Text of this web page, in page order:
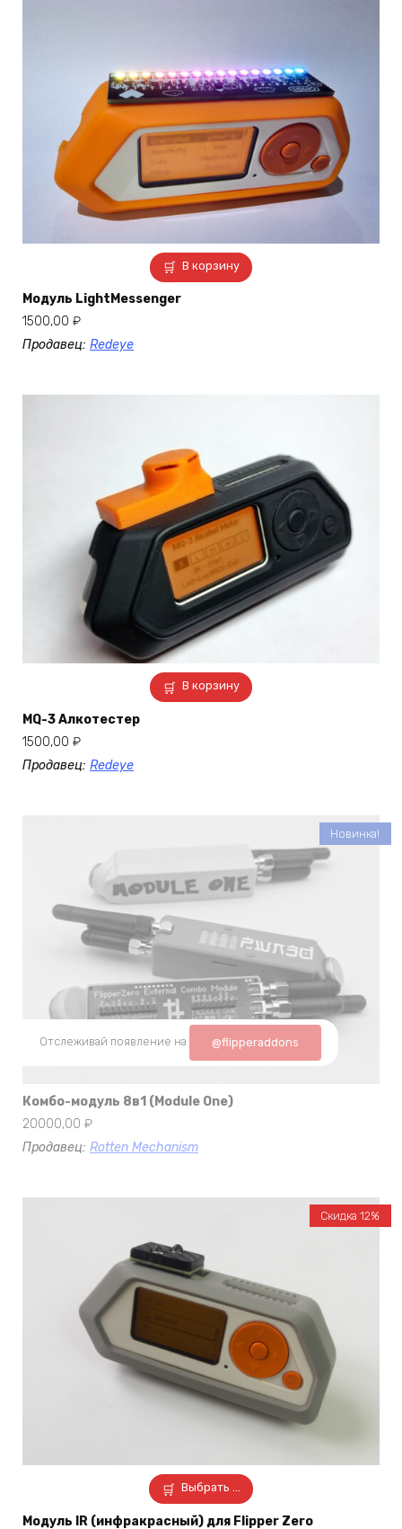
В корзину
Модуль LightMessenger
1500,00 ₽
Продавец: Redeye
В корзину
MQ-3 Алкотестер
1500,00 ₽
Продавец: Redeye
Отслеживай появление на @flipperaddons
Новинка!
Комбо-модуль 8в1 (Module One)
20000,00 ₽
Продавец: Rotten Mechanism
Выбрать ...
Скидка 12%
Модуль IR (инфракрасный) для Flipper Zero